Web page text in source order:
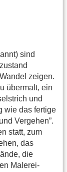
sind
zeigen.
übermalt, ein
und
wie das fertige
Vergehen”.
statt, zum
das
die
Malerei-